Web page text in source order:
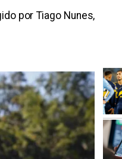
por Tiago Nunes,